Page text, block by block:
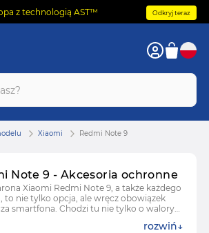
z technologią AST™ Odkryj teraz
Note 9 - Akcesoria ochronne
Xiaomi Redmi Note 9, a także każdego
to nie tylko opcja, ale wręcz obowiązek
smartfona. Chodzi tu nie tylko o walory
rozwiń
Xiaomi Redmi Note 9